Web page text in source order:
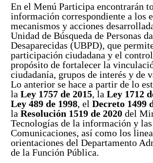
Organigrama y directorio
Glosario de la búsqueda
Abecé de la Unidad de Búsqueda
Información de la entidad
Entes y autoridades que vigilan
Otras entidades relacionadas
SERVICIO AL CIUDADANO
Sedes de la Unidad de Búsqueda
Solicitud de búsqueda | Entrega
Peticiones, Quejas, Reclamos,
Denuncias
Preguntas frecuentes
Notificaciones por aviso
Notificaciones disciplinarias
PARTICIPA
Descripción general
Diagnóstico de necesidades y
Presupuesto participativo
Contacto ciudadano
Rendición de cuentas – UBPD
Control social
ASÍ BUSCAMOS
Plan Nacional de Búsqueda
Planes Regionales de Búsqueda
Seguimiento a los Planes
Sistema Nacional de Búsqueda
HISTORIAS
Podcast
Especiales
Exposiciones
TU FECHA, NUESTRA FECHA
Buscar
En el Menú Participa encontrarán
información correspondiente a los
mecanismos y acciones
Unidad de Búsqueda de Personas
Desaparecidas (UBPD), que
participación ciudadana y el
propósito de fortalecer la
ciudadanía, grupos de interés y de
Lo anterior se hace a partir de lo
laLey 1757 de 2015, laLey 1712
Ley 489 de 1998, elDecreto 1499
laResolución 1519 de 2020del
Tecnologías de la información y las
Comunicaciones, así como los
orientaciones del Departamento
de la Función Pública.